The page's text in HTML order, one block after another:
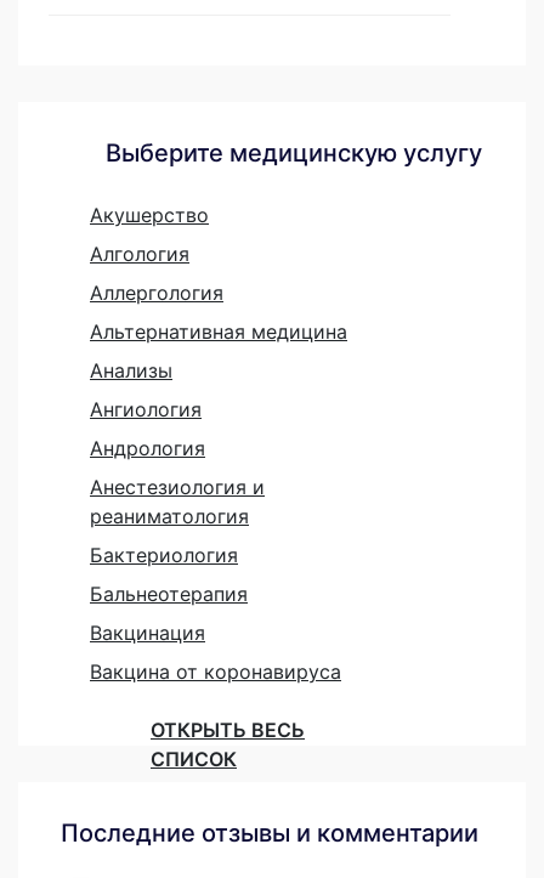
Выберите медицинскую услугу
Акушерство
Алгология
Аллергология
Альтернативная медицина
Анализы
Ангиология
Андрология
Анестезиология и
реаниматология
Бактериология
Бальнеотерапия
Вакцинация
Вакцина от коронавируса
ОТКРЫТЬ ВЕСЬ
СПИСОК
Последние отзывы и комментарии